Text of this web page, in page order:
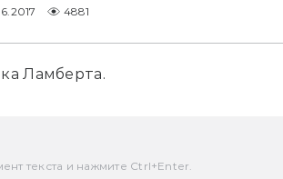
4881
Ламберта.
текста и нажмите Ctrl+Enter.